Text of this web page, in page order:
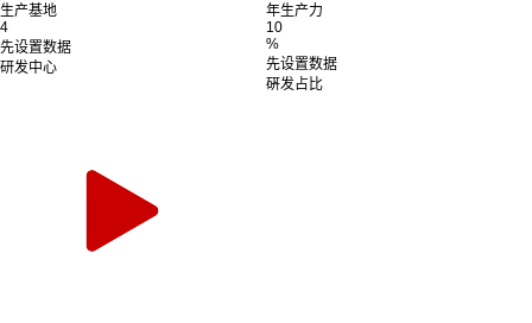
生产基地
年生产力
4
先设置数据
研发中心
10
%
先设置数据
硏发占比